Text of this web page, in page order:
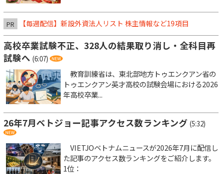
PR 【毎週配信】新設外資法人リスト 株主情報など19項目
高校卒業試験不正、328人の結果取り消し・全科目再
試験へ (6:07)
教育訓練省は、東北部地方トゥエンクアン省の
トゥエンクアン英才高校の試験会場における2026
年高校卒業...
26年7月ベトジョー記事アクセス数ランキング (5:32)
VIETJOベトナムニュースが2026年7月に配信し
た記事のアクセス数ランキングをご紹介します。
1位：